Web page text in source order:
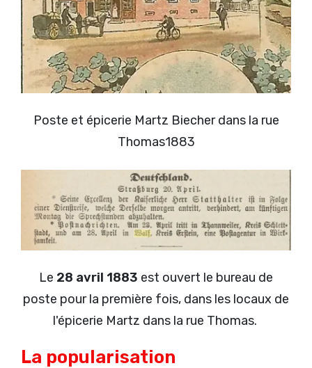
Poste et épicerie Martz Biecher dans la rue
Thomas1883
Le 28 avril 1883 est ouvert le bureau de
poste pour la première fois, dans les locaux de
l'épicerie Martz dans la rue Thomas.
La popularisation